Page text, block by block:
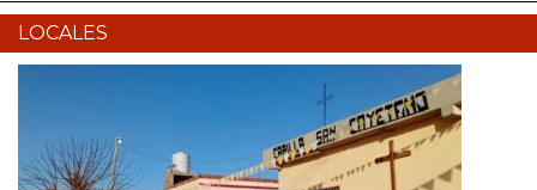
LOCALES